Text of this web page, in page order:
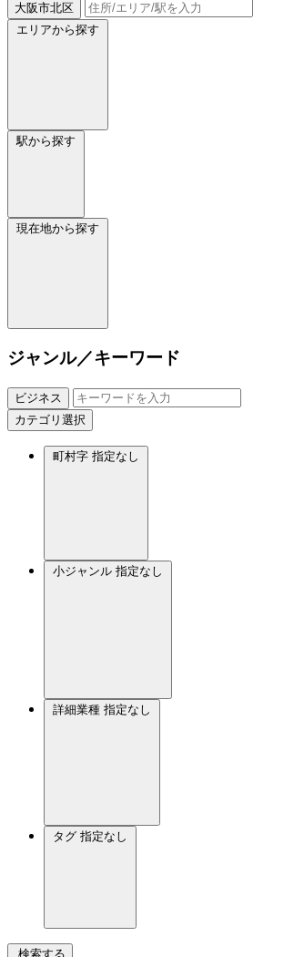
大阪市北区
エリアから探す
駅から探す
現在地から探す
ジャンル／キーワード
ビジネス
カテゴリ選択
町村字 指定なし
小ジャンル 指定なし
詳細業種 指定なし
タグ 指定なし
検索する